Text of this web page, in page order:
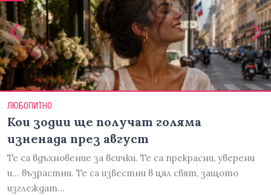
ЛЮБОПИТНО
Кои зодии ще получат голяма
изненада през август
Те са вдъхновение за всички. Те са прекрасни, уверени
и... възрастни. Те са известни в цял свят, защото
изглеждат…